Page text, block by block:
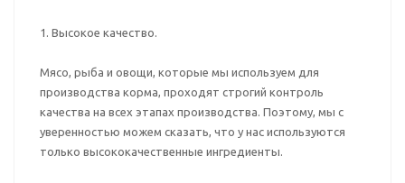
1. Высокое качество.
Мясо, рыба и овощи, которые мы используем для
производства корма, проходят строгий контроль
качества на всех этапах производства. Поэтому, мы с
уверенностью можем сказать, что у нас используются
только высококачественные ингредиенты.